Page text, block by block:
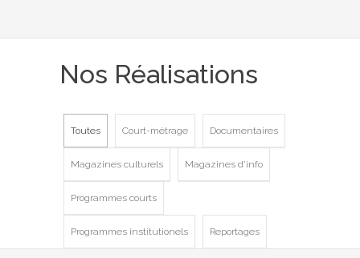
Nos Réalisations
Toutes Court-métrage Documentaires
Magazines culturels Magazines d'info
Programmes courts
Programmes institutionels Reportages